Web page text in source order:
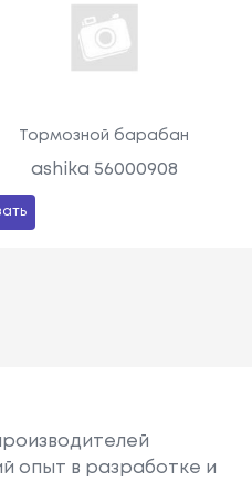
Тормозной барабан
ashika 56000908
опыт в разработке и